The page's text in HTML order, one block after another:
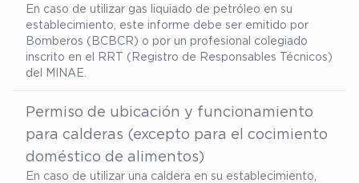
En caso de utilizar gas liquiado de petróleo en su
establecimiento, este informe debe ser emitido por
Bomberos (BCBCR) o por un profesional colegiado
inscrito en el RRT (Registro de Responsables Técnicos)
del MINAE.
Permiso de ubicación y funcionamiento
para calderas (excepto para el cocimiento
doméstico de alimentos)
En caso de utilizar una caldera en su establecimiento,